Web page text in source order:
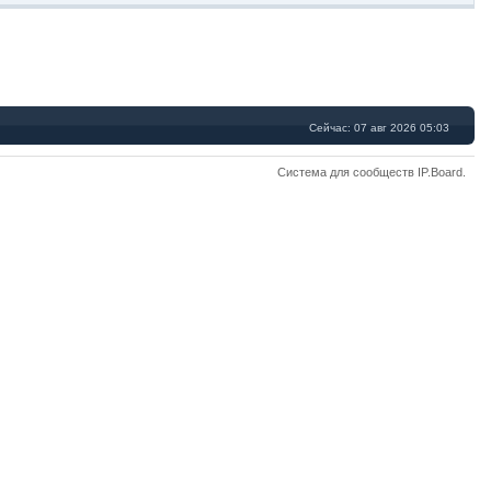
Сейчас: 07 авг 2026 05:03
Система для сообществ IP.Board